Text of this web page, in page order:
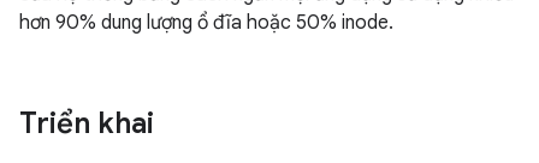
hơn 90% dung lượng ổ đĩa hoặc 50% inode.
Triển khai